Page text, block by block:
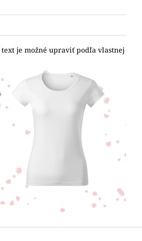
je možné upraviť podľa vlastnej